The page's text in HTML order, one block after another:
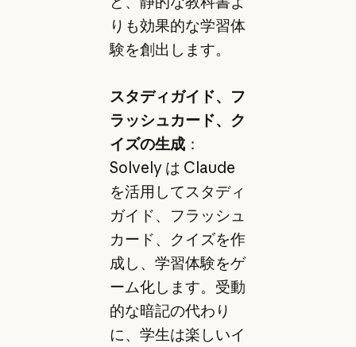
りも効果的な学習体
験を創出します。
スタディガイド、フ
ラッシュカード、ク
イズの生成：
Solvely は Claude
を活用してスタディ
ガイド、フラッシュ
カード、クイズを作
成し、学習体験をゲ
ーム化します。受動
的な暗記の代わり
に、学生は楽しいイ